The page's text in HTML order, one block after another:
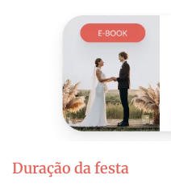
Duração da festa